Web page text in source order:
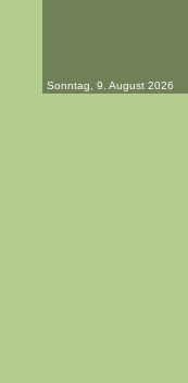
Sonntag, 9. August 2026